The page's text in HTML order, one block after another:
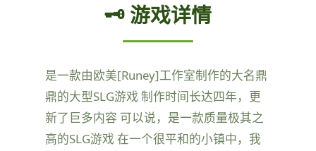
🗝️ 游戏详情
是一款由欧美[Runey]工作室制作的大名鼎
鼎的大型SLG游戏 制作时间长达四年，更
新了巨多内容 可以说，是一款质量极其之
高的SLG游戏 在一个很平和的小镇中，我